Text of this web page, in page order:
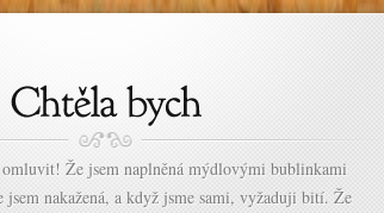
omluvit! Že jsem naplněná mýdlovými bublinkami
nakažená, a když jsme sami, vyžaduji bití. Že